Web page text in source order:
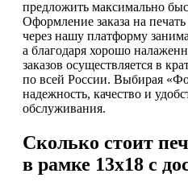
предложить максимально
Оформление заказа на
через нашу платформу
а благодаря хорошо
заказов осуществляется в
по всей России. Выбирая
надежность, качество и
обслуживания.
Сколько стоит
в рамке 13х18 с